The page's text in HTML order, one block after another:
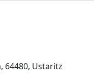
64480, Ustaritz